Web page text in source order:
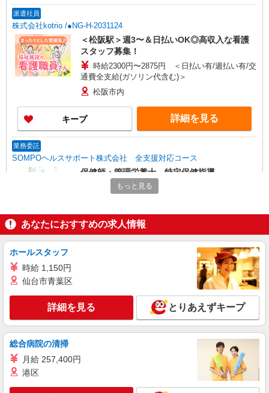
派遣社員
株式会社kotrio /●NG-H-2031124
＜松阪駅＞週3〜＆日払いOK◎高収入な看護
スタッフ募集！
時給2300円〜2875円 ＜日払い有/週払い有/交
通費全支給(ガソリン代含む)＞
松阪市内
キープ 詳細を見る
業務委託
SOMPOヘルスサポート株式会社 全支援対応コース
保健師・管理栄養士 特定保健指導
報酬：出来高制 報酬額（消費税抜き）： ・事
談 1件：1,500〜1,691円 ・電話支援 1件：
1,000円〜1,429円 ・ICTメール支援 1件：500円
※上記金額に消費税を加えた金額をお支払いいた
します ※交通費・電話代は弊社負担。その他、支
【活動エリア】三重県松阪市及びその周辺
キープ 詳細を見る
もっと見る
あなたにおすすめの求人情報
ホールスタッフ
時給 1,150円
仙台市青葉区
詳細を見る とりあえずキープ
総合病院の清掃
月給 257,400円
港区